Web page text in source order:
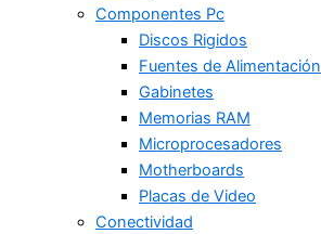
Componentes Pc
Discos Rigidos
Fuentes de Alimentación
Gabinetes
Memorias RAM
Microprocesadores
Motherboards
Placas de Video
Conectividad